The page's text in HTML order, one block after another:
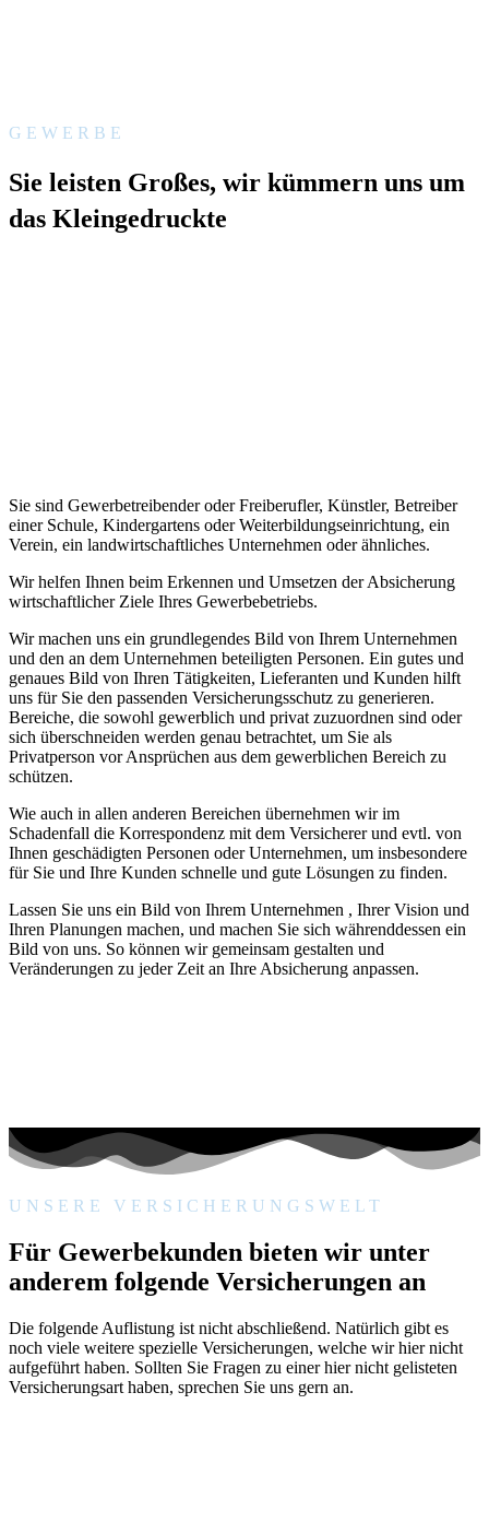
GEWERBE
Sie leisten Großes, wir kümmern uns um
das Kleingedruckte
Sie sind Gewerbetreibender oder Freiberufler, Künstler, Betreiber
einer Schule, Kindergartens oder Weiterbildungseinrichtung, ein
Verein, ein landwirtschaftliches Unternehmen oder ähnliches.
Wir helfen Ihnen beim Erkennen und Umsetzen der Absicherung
wirtschaftlicher Ziele Ihres Gewerbebetriebs.
Wir machen uns ein grundlegendes Bild von Ihrem Unternehmen
und den an dem Unternehmen beteiligten Personen. Ein gutes und
genaues Bild von Ihren Tätigkeiten, Lieferanten und Kunden hilft
uns für Sie den passenden Versicherungsschutz zu generieren.
Bereiche, die sowohl gewerblich und privat zuzuordnen sind oder
sich überschneiden werden genau betrachtet, um Sie als
Privatperson vor Ansprüchen aus dem gewerblichen Bereich zu
schützen.
Wie auch in allen anderen Bereichen übernehmen wir im
Schadenfall die Korrespondenz mit dem Versicherer und evtl. von
Ihnen geschädigten Personen oder Unternehmen, um insbesondere
für Sie und Ihre Kunden schnelle und gute Lösungen zu finden.
Lassen Sie uns ein Bild von Ihrem Unternehmen , Ihrer Vision und
Ihren Planungen machen, und machen Sie sich währenddessen ein
Bild von uns. So können wir gemeinsam gestalten und
Veränderungen zu jeder Zeit an Ihre Absicherung anpassen.
UNSERE VERSICHERUNGSWELT
Für Gewerbekunden bieten wir unter
anderem folgende Versicherungen an
Die folgende Auflistung ist nicht abschließend. Natürlich gibt es
noch viele weitere spezielle Versicherungen, welche wir hier nicht
aufgeführt haben. Sollten Sie Fragen zu einer hier nicht gelisteten
Versicherungsart haben, sprechen Sie uns gern an.